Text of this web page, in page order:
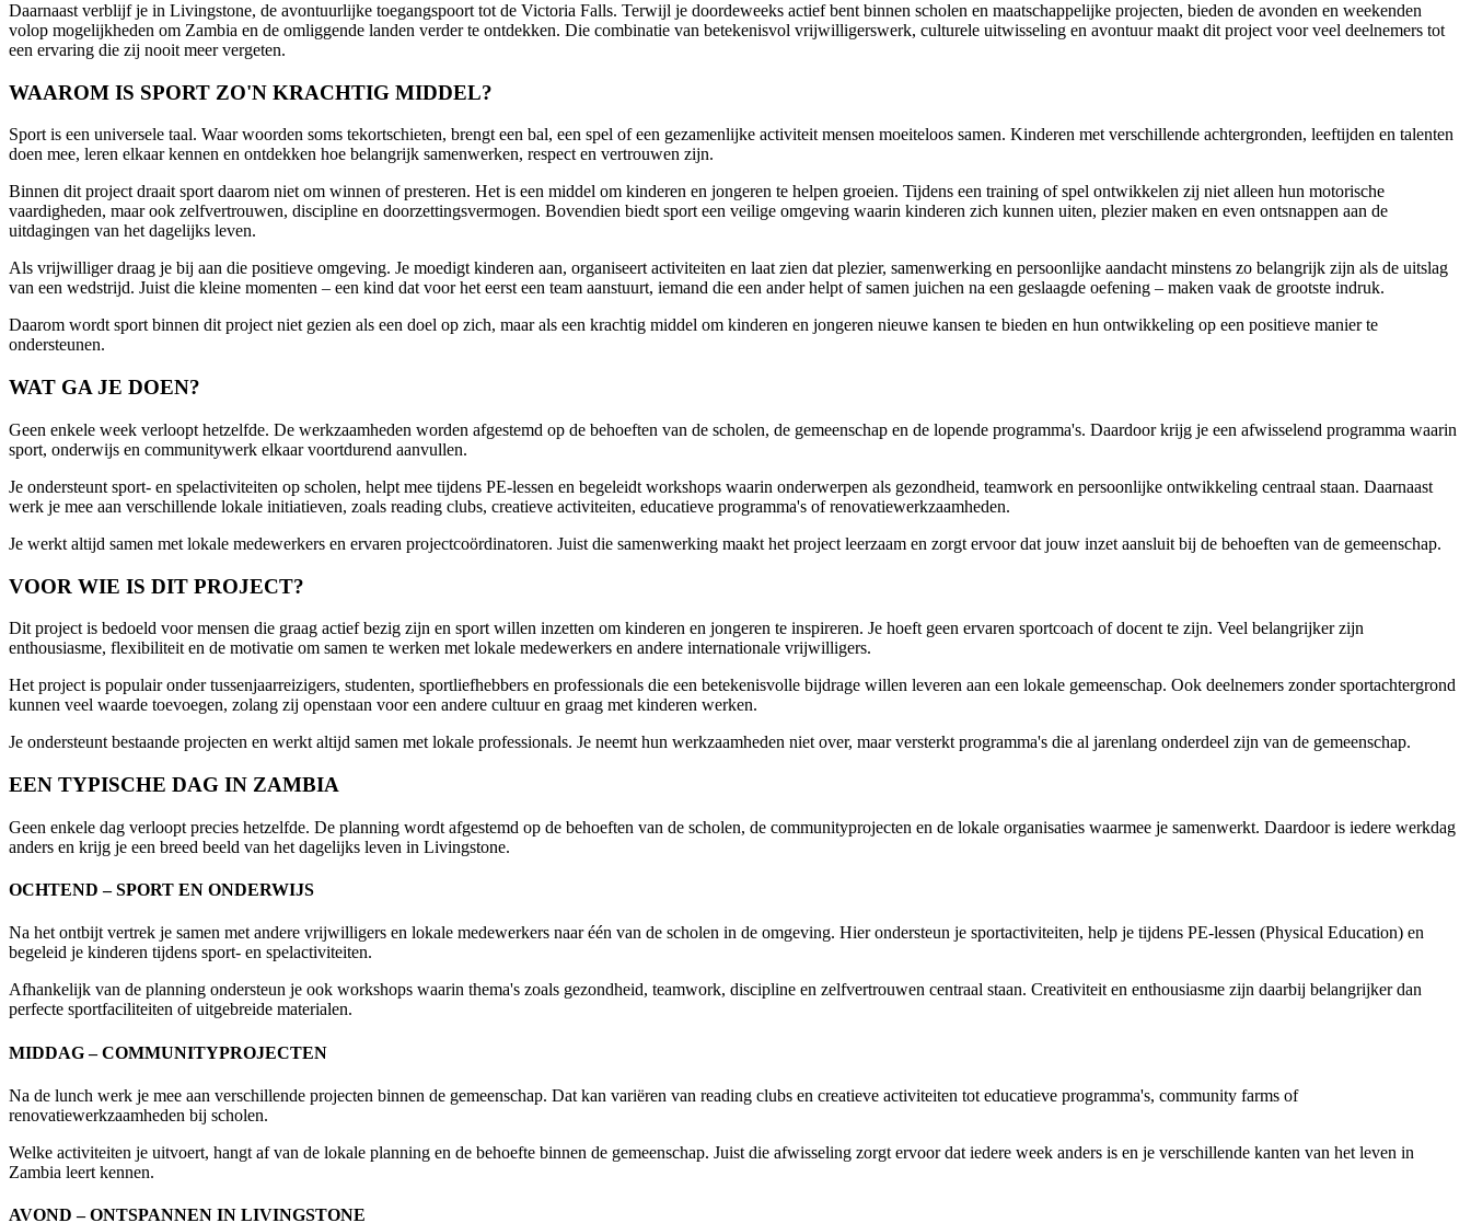
Daarnaast verblijf je in Livingstone, de avontuurlijke toegangspoort tot de Victoria Falls. Terwijl je doordeweeks actief bent binnen scholen en maatschappelijke projecten, bieden de avonden en weekenden
volop mogelijkheden om Zambia en de omliggende landen verder te ontdekken. Die combinatie van betekenisvol vrijwilligerswerk, culturele uitwisseling en avontuur maakt dit project voor veel deelnemers tot
een ervaring die zij nooit meer vergeten.
WAAROM IS SPORT ZO'N KRACHTIG MIDDEL?
Sport is een universele taal. Waar woorden soms tekortschieten, brengt een bal, een spel of een gezamenlijke activiteit mensen moeiteloos samen. Kinderen met verschillende achtergronden, leeftijden en talenten
doen mee, leren elkaar kennen en ontdekken hoe belangrijk samenwerken, respect en vertrouwen zijn.
Binnen dit project draait sport daarom niet om winnen of presteren. Het is een middel om kinderen en jongeren te helpen groeien. Tijdens een training of spel ontwikkelen zij niet alleen hun motorische
vaardigheden, maar ook zelfvertrouwen, discipline en doorzettingsvermogen. Bovendien biedt sport een veilige omgeving waarin kinderen zich kunnen uiten, plezier maken en even ontsnappen aan de
uitdagingen van het dagelijks leven.
Als vrijwilliger draag je bij aan die positieve omgeving. Je moedigt kinderen aan, organiseert activiteiten en laat zien dat plezier, samenwerking en persoonlijke aandacht minstens zo belangrijk zijn als de uitslag
van een wedstrijd. Juist die kleine momenten – een kind dat voor het eerst een team aanstuurt, iemand die een ander helpt of samen juichen na een geslaagde oefening – maken vaak de grootste indruk.
Daarom wordt sport binnen dit project niet gezien als een doel op zich, maar als een krachtig middel om kinderen en jongeren nieuwe kansen te bieden en hun ontwikkeling op een positieve manier te
ondersteunen.
WAT GA JE DOEN?
Geen enkele week verloopt hetzelfde. De werkzaamheden worden afgestemd op de behoeften van de scholen, de gemeenschap en de lopende programma's. Daardoor krijg je een afwisselend programma waarin
sport, onderwijs en communitywerk elkaar voortdurend aanvullen.
Je ondersteunt sport- en spelactiviteiten op scholen, helpt mee tijdens PE-lessen en begeleidt workshops waarin onderwerpen als gezondheid, teamwork en persoonlijke ontwikkeling centraal staan. Daarnaast
werk je mee aan verschillende lokale initiatieven, zoals reading clubs, creatieve activiteiten, educatieve programma's of renovatiewerkzaamheden.
Je werkt altijd samen met lokale medewerkers en ervaren projectcoördinatoren. Juist die samenwerking maakt het project leerzaam en zorgt ervoor dat jouw inzet aansluit bij de behoeften van de gemeenschap.
VOOR WIE IS DIT PROJECT?
Dit project is bedoeld voor mensen die graag actief bezig zijn en sport willen inzetten om kinderen en jongeren te inspireren. Je hoeft geen ervaren sportcoach of docent te zijn. Veel belangrijker zijn
enthousiasme, flexibiliteit en de motivatie om samen te werken met lokale medewerkers en andere internationale vrijwilligers.
Het project is populair onder tussenjaarreizigers, studenten, sportliefhebbers en professionals die een betekenisvolle bijdrage willen leveren aan een lokale gemeenschap. Ook deelnemers zonder sportachtergrond
kunnen veel waarde toevoegen, zolang zij openstaan voor een andere cultuur en graag met kinderen werken.
Je ondersteunt bestaande projecten en werkt altijd samen met lokale professionals. Je neemt hun werkzaamheden niet over, maar versterkt programma's die al jarenlang onderdeel zijn van de gemeenschap.
EEN TYPISCHE DAG IN ZAMBIA
Geen enkele dag verloopt precies hetzelfde. De planning wordt afgestemd op de behoeften van de scholen, de communityprojecten en de lokale organisaties waarmee je samenwerkt. Daardoor is iedere werkdag
anders en krijg je een breed beeld van het dagelijks leven in Livingstone.
OCHTEND – SPORT EN ONDERWIJS
Na het ontbijt vertrek je samen met andere vrijwilligers en lokale medewerkers naar één van de scholen in de omgeving. Hier ondersteun je sportactiviteiten, help je tijdens PE-lessen (Physical Education) en
begeleid je kinderen tijdens sport- en spelactiviteiten.
Afhankelijk van de planning ondersteun je ook workshops waarin thema's zoals gezondheid, teamwork, discipline en zelfvertrouwen centraal staan. Creativiteit en enthousiasme zijn daarbij belangrijker dan
perfecte sportfaciliteiten of uitgebreide materialen.
MIDDAG – COMMUNITYPROJECTEN
Na de lunch werk je mee aan verschillende projecten binnen de gemeenschap. Dat kan variëren van reading clubs en creatieve activiteiten tot educatieve programma's, community farms of
renovatiewerkzaamheden bij scholen.
Welke activiteiten je uitvoert, hangt af van de lokale planning en de behoefte binnen de gemeenschap. Juist die afwisseling zorgt ervoor dat iedere week anders is en je verschillende kanten van het leven in
Zambia leert kennen.
AVOND – ONTSPANNEN IN LIVINGSTONE